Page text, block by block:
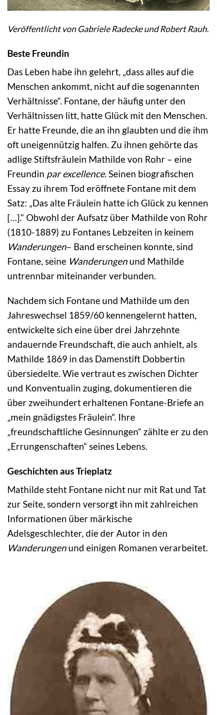
Veröffentlicht von Gabriele Radecke und Robert Rauh.
Beste Freundin
Das Leben habe ihn gelehrt, „dass alles auf die
Menschen ankommt, nicht auf die sogenannten
Verhältnisse“. Fontane, der häufig unter den
Verhältnissen litt, hatte Glück mit den Menschen.
Er hatte Freunde, die an ihn glaubten und die ihm
oft uneigennützig halfen. Zu ihnen gehörte das
adlige Stiftsfräulein Mathilde von Rohr – eine
Freundin par excellence. Seinen biografischen
Essay zu ihrem Tod eröffnete Fontane mit dem
Satz: „Das alte Fräulein hatte ich Glück zu kennen
[…].“ Obwohl der Aufsatz über Mathilde von Rohr
(1810-1889) zu Fontanes Lebzeiten in keinem
Wanderungen– Band erscheinen konnte, sind
Fontane, seine Wanderungenund Mathilde
untrennbar miteinander verbunden.
Nachdem sich Fontane und Mathilde um den
Jahreswechsel 1859/60 kennengelernt hatten,
entwickelte sich eine über drei Jahrzehnte
andauernde Freundschaft, die auch anhielt, als
Mathilde 1869 in das Damenstift Dobbertin
übersiedelte. Wie vertraut es zwischen Dichter
und Konventualin zuging, dokumentieren die
über zweihundert erhaltenen Fontane-Briefe an
„mein gnädigstes Fräulein“. Ihre
„freundschaftliche Gesinnungen“ zählte er zu den
„Errungenschaften“ seines Lebens.
Geschichten aus Trieplatz
Mathilde steht Fontane nicht nur mit Rat und Tat
zur Seite, sondern versorgt ihn mit zahlreichen
Informationen über märkische
Adelsgeschlechter, die der Autor in den
Wanderungenund einigen Romanen verarbeitet.